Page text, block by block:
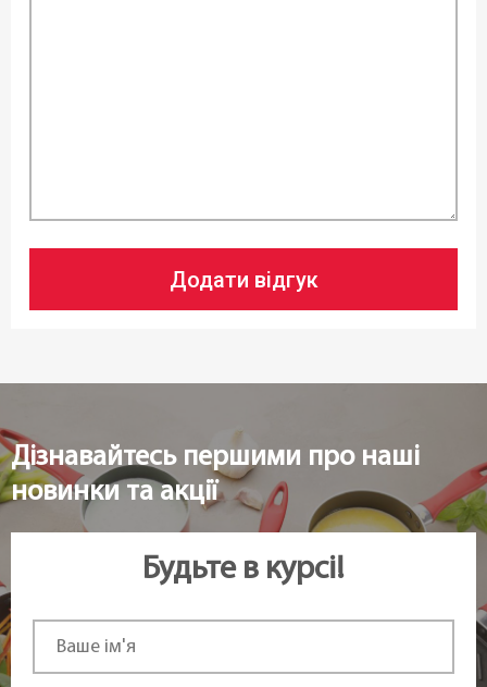
Додати відгук
Дізнавайтесь першими про наші
новинки та акції
Будьте в курсі!